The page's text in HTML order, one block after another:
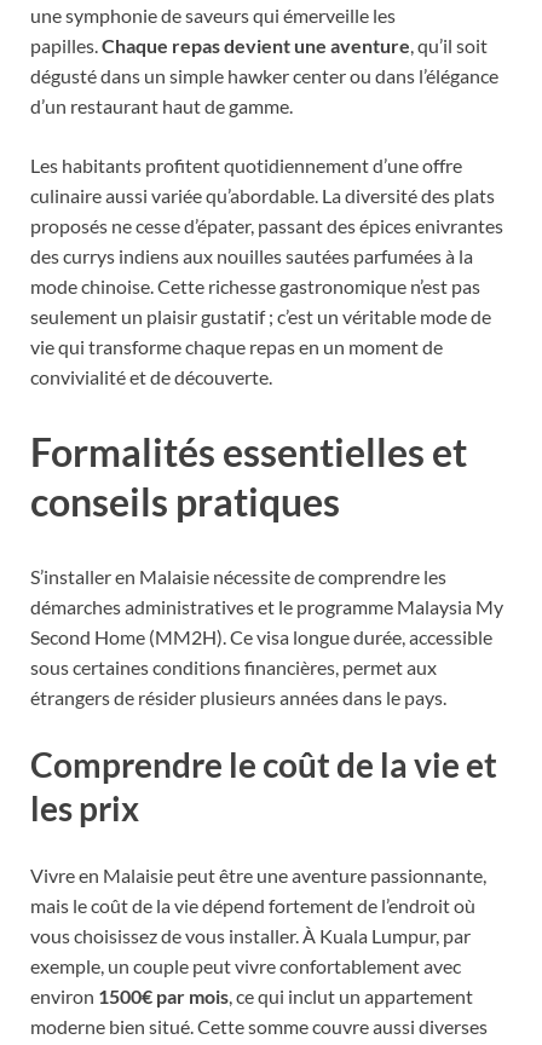
une symphonie de saveurs qui émerveille les
papilles.Chaque repas devient une aventure, qu’il soit
dégusté dans un simple hawker center ou dans l’élégance
d’un restaurant haut de gamme.
Les habitants profitent quotidiennement d’une offre
culinaire aussi variée qu’abordable. La diversité des plats
proposés ne cesse d’épater, passant des épices enivrantes
des currys indiens aux nouilles sautées parfumées à la
mode chinoise. Cette richesse gastronomique n’est pas
seulement un plaisir gustatif ; c’est un véritable mode de
vie qui transforme chaque repas en un moment de
convivialité et de découverte.
Formalités essentielles et
conseils pratiques
S’installer en Malaisie nécessite de comprendre les
démarches administratives et le programme Malaysia My
Second Home (MM2H). Ce visa longue durée, accessible
sous certaines conditions financières, permet aux
étrangers de résider plusieurs années dans le pays.
Comprendre le coût de la vie et
les prix
Vivre en Malaisie peut être une aventure passionnante,
mais le coût de la vie dépend fortement de l’endroit où
vous choisissez de vous installer. À Kuala Lumpur, par
exemple, un couple peut vivre confortablement avec
environ 1500€ par mois, ce qui inclut un appartement
moderne bien situé. Cette somme couvre aussi diverses